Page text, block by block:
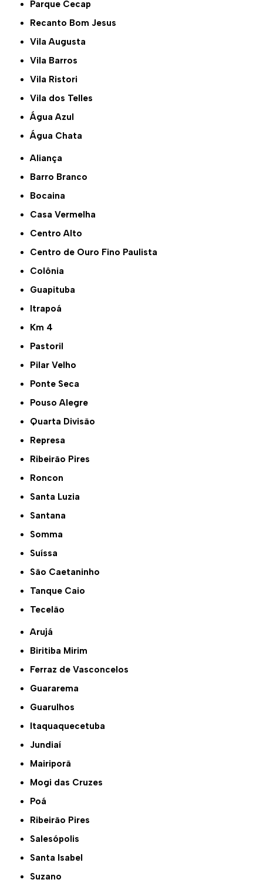
Parque Cecap
Recanto Bom Jesus
Vila Augusta
Vila Barros
Vila Ristori
Vila dos Telles
Água Azul
Água Chata
Aliança
Barro Branco
Bocaina
Casa Vermelha
Centro Alto
Centro de Ouro Fino Paulista
Colônia
Guapituba
Itrapoá
Km 4
Pastoril
Pilar Velho
Ponte Seca
Pouso Alegre
Quarta Divisão
Represa
Ribeirão Pires
Roncon
Santa Luzia
Santana
Somma
Suíssa
São Caetaninho
Tanque Caio
Tecelão
Arujá
Biritiba Mirim
Ferraz de Vasconcelos
Guararema
Guarulhos
Itaquaquecetuba
Jundiaí
Mairiporã
Mogi das Cruzes
Poá
Ribeirão Pires
Salesópolis
Santa Isabel
Suzano